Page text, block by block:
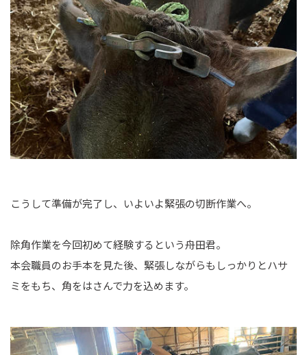
こうして準備が完了し、いよいよ緊張の切断作業へ。
除角作業を今回初めて経験するという舟田君。
本会職員のお手本を見た後、緊張しながらもしっかりとハサ
ミをもち、角をはさんで力を込めます。